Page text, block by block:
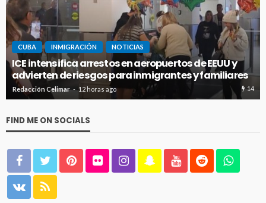
y
14
CUBA INMIGRACIÓN NOTICIAS
Panamá expulsa a cubanoamericano buscado
Florida por presunto narcotráfico
Redacción Celimar 2 días ago
FIND ME ON SOCIALS